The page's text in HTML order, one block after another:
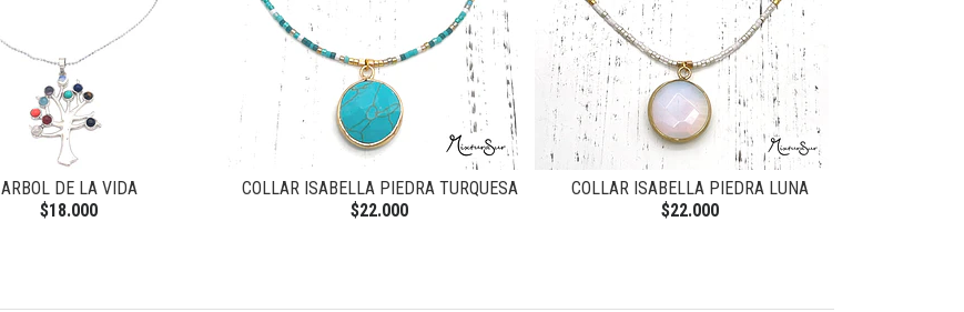
ARBOL DE LA VIDA
$18.000
COLLAR ISABELLA PIEDRA TURQUESA
$22.000
COLLAR ISABELLA PIEDRA LUNA
$22.000